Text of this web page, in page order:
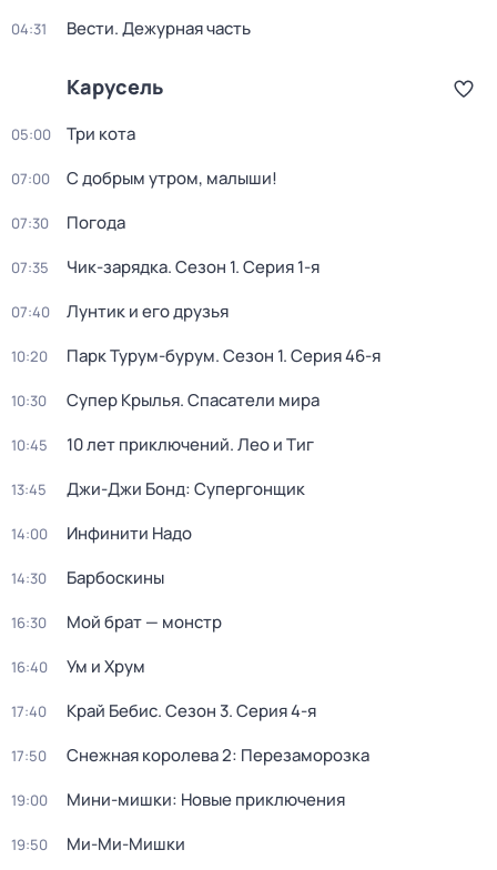
04:31 Вести. Дежурная часть
Карусель
05:00 Три кота
07:00 С добрым утром, малыши!
07:30 Погода
07:35 Чик-зарядка. Сезон 1. Серия 1-я
07:40 Лунтик и его друзья
10:20 Парк Турум-бурум. Сезон 1. Серия 46-я
10:30 Супер Крылья. Спасатели мира
10:45 10 лет приключений. Лео и Тиг
13:45 Джи-Джи Бонд: Супергонщик
14:00 Инфинити Надо
14:30 Барбоскины
16:30 Мой брат — монстр
16:40 Ум и Хрум
17:40 Край Бебис. Сезон 3. Серия 4-я
17:50 Снежная королева 2: Перезаморозка
19:00 Мини-мишки: Новые приключения
19:50 Ми-Ми-Мишки